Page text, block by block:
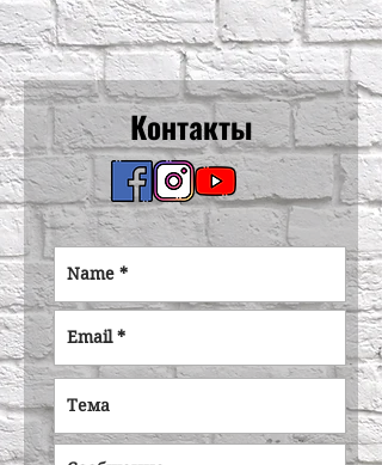
Контакты